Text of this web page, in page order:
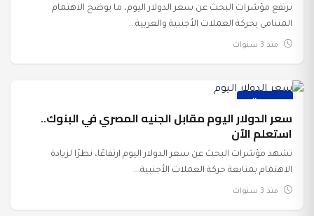
ترتفع مؤشرات البحث عن سعر الدولار اليوم، ما يوضح الاهتمام
المتنامي بحركة العملات الأجنبية والعربية...
منذ 3 سنوات
عرب وعالم
سعر الدولار اليوم مقابل الجنيه المصري في البنوك..
استعلم الآن
تشهد مؤشرات البحث عن سعر الدولار اليوم ارتفاعًا، نظرًا لزيادة
الاهتمام بمتابعة حركة العملات الأجنبية...
منذ 3 سنوات